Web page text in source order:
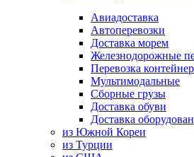
Авиадоставка
Автоперевозки
Доставка морем
Железнодорожные
Перевозка
Мультимодальные
Сборные грузы
Доставка обуви
Доставка
из Южной Кореи
из Турции